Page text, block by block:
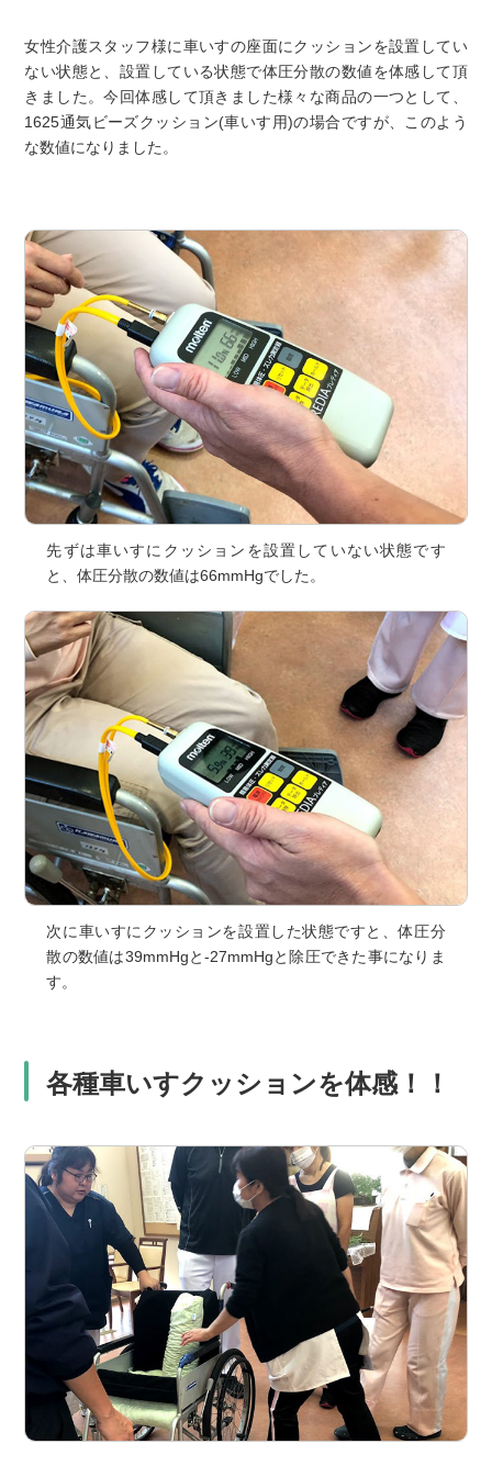
女性介護スタッフ様に車いすの座面にクッションを設置してい
ない状態と、設置している状態で体圧分散の数値を体感して頂
きました。今回体感して頂きました様々な商品の一つとして、
1625通気ビーズクッション(車いす用)の場合ですが、このよう
な数値になりました。
先ずは車いすにクッションを設置していない状態です
と、体圧分散の数値は66mmHgでした。
次に車いすにクッションを設置した状態ですと、体圧分
散の数値は39mmHgと-27mmHgと除圧できた事になりま
す。
各種車いすクッションを体感！！